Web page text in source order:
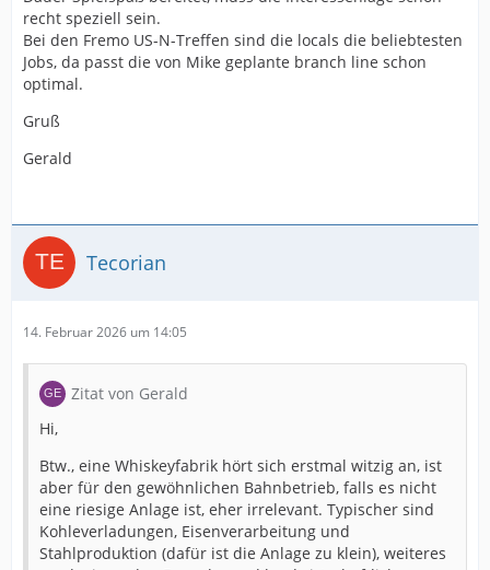
recht speziell sein.
Bei den Fremo US-N-Treffen sind die locals die beliebtesten
Jobs, da passt die von Mike geplante branch line schon
optimal.
Gruß
Gerald
Tecorian
14. Februar 2026 um 14:05
Zitat von Gerald
Hi,
Btw., eine Whiskeyfabrik hört sich erstmal witzig an, ist
aber für den gewöhnlichen Bahnbetrieb, falls es nicht
eine riesige Anlage ist, eher irrelevant. Typischer sind
Kohleverladungen, Eisenverarbeitung und
Stahlproduktion (dafür ist die Anlage zu klein), weiteres